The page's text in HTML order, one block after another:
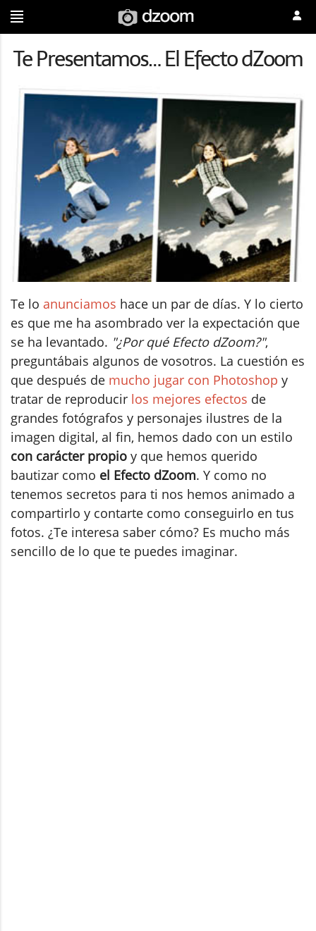
Te Presentamos… El Efecto dZoom
Te lo anunciamos hace un par de días. Y lo cierto
es que me ha asombrado ver la expectación que
se ha levantado. "¿Por qué Efecto dZoom?",
preguntábais algunos de vosotros. La cuestión es
que después de mucho jugar con Photoshop y
tratar de reproducir los mejores efectos de
grandes fotógrafos y personajes ilustres de la
imagen digital, al fin, hemos dado con un estilo
con carácter propio y que hemos querido
bautizar como el Efecto dZoom. Y como no
tenemos secretos para ti nos hemos animado a
compartirlo y contarte como conseguirlo en tus
fotos. ¿Te interesa saber cómo? Es mucho más
sencillo de lo que te puedes imaginar.